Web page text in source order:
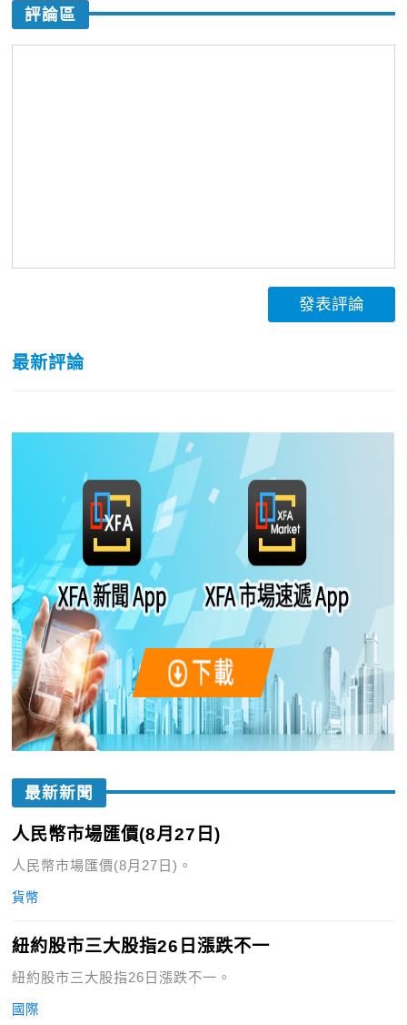
評論區
發表評論
最新評論
最新新聞
人民幣市場匯價(8月27日)
人民幣市場匯價(8月27日)。
貨幣
紐約股市三大股指26日漲跌不一
紐約股市三大股指26日漲跌不一。
國際